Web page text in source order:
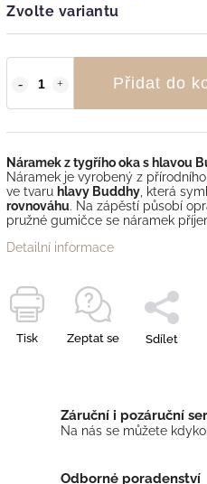
Zvolte variantu
Přidat do
Náramek z tygřího oka s hlavou
Náramek je vyrobený z přírodního
ve tvaru hlavy Buddhy , která
rovnováhu. Na zápěstí působí
pružné gumičce se náramek
Detailní informace
Tisk Zeptat se Sdílet
Záruční i pozáruční
Na nás se můžete
Odborné poradenství